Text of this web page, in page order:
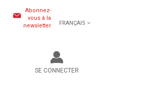
Abonnez-
vous à la
newsletter
FRANÇAIS
SE CONNECTER